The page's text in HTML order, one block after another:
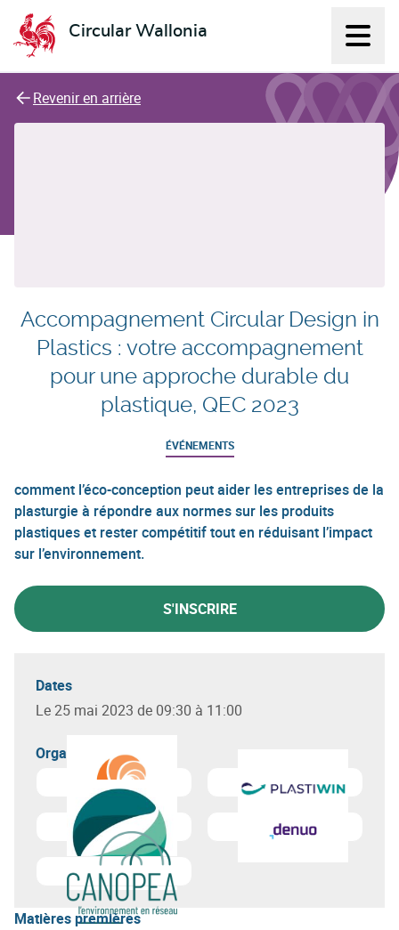
Circular Wallonia
L'économie circulaire
Revenir en arrière
Accompagnement Circular Design in
Plastics : votre accompagnement
pour une approche durable du
plastique, QEC 2023
ÉVÉNEMENTS
comment l’éco-conception peut aider les entreprises de la
plasturgie à répondre aux normes sur les produits
plastiques et rester compétitif tout en réduisant l’impact
sur l’environnement.
S'INSCRIRE
Dates
Le 25 mai 2023 de 09:30 à 11:00
Organisateur(s)
En savoir plus sur
Essenscia Wallonie
En savoir plus sur Cluster
En savoir plus sur GreenWin En savoir plus sur
En savoir plus sur Canopea
Matières premières